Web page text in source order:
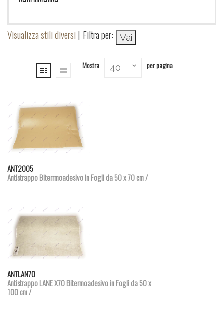
Visualizza stili diversi | Filtra per:
Mostra per pagina
ANT2005
Antistrappo Biterrmoadesivo in Fogli da 50 x 70 cm /
ANTLAN70
Antistrappo LANE X70 Bitermoadesivo in Fogli da 50 x
100 cm /